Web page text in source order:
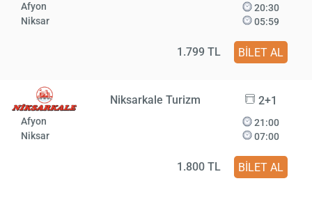
Afyon
Niksar
20:30
05:59
1.799 TL BİLET AL
Niksarkale Turizm 2+1
Afyon
Niksar
21:00
07:00
1.800 TL BİLET AL